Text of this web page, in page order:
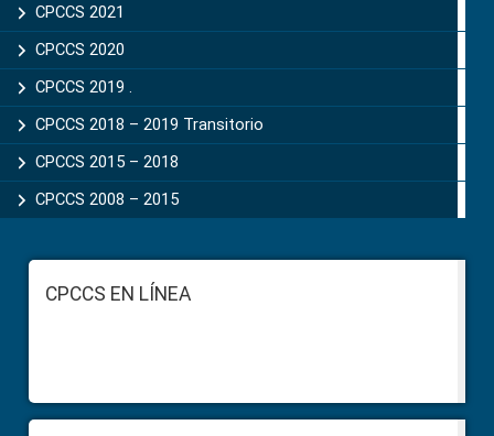
CPCCS 2021
CPCCS 2020
CPCCS 2019 .
CPCCS 2018 – 2019 Transitorio
CPCCS 2015 – 2018
CPCCS 2008 – 2015
FooterCPCCS EN LÍNEA